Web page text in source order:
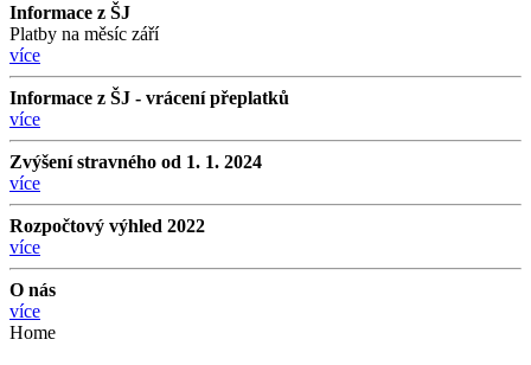
Informace z ŠJ
Platby na měsíc září
více
Informace z ŠJ - vrácení přeplatků
více
Zvýšení stravného od 1. 1. 2024
více
Rozpočtový výhled 2022
více
O nás
více
Home